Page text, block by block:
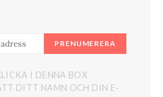
PRENUMERERA
I DENNA BOX
DITT NAMN OCH DIN E-